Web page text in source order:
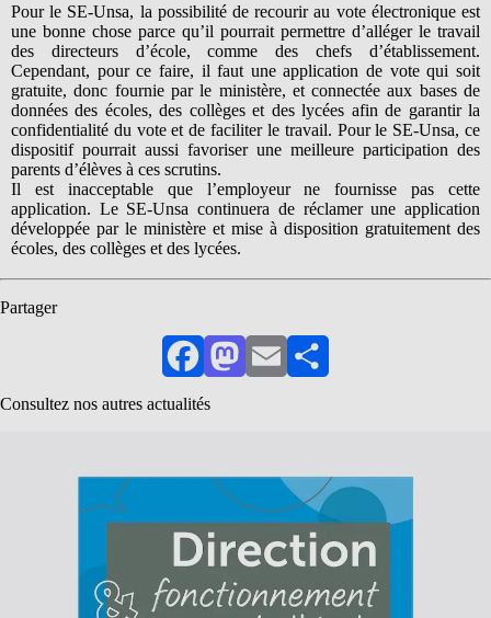
Pour le SE-Unsa, la possibilité de recourir au vote électronique est
une bonne chose parce qu’il pourrait permettre d’alléger le travail
des directeurs d’école, comme des chefs d’établissement.
Cependant, pour ce faire, il faut une application de vote qui soit
gratuite, donc fournie par le ministère, et connectée aux bases de
données des écoles, des collèges et des lycées afin de garantir la
confidentialité du vote et de faciliter le travail. Pour le SE-Unsa, ce
dispositif pourrait aussi favoriser une meilleure participation des
parents d’élèves à ces scrutins.
Il est inacceptable que l’employeur ne fournisse pas cette
application. Le SE-Unsa continuera de réclamer une application
développée par le ministère et mise à disposition gratuitement des
écoles, des collèges et des lycées.
Partager
FacebookMastodon
EmailPartager
Consultez nos autres actualités